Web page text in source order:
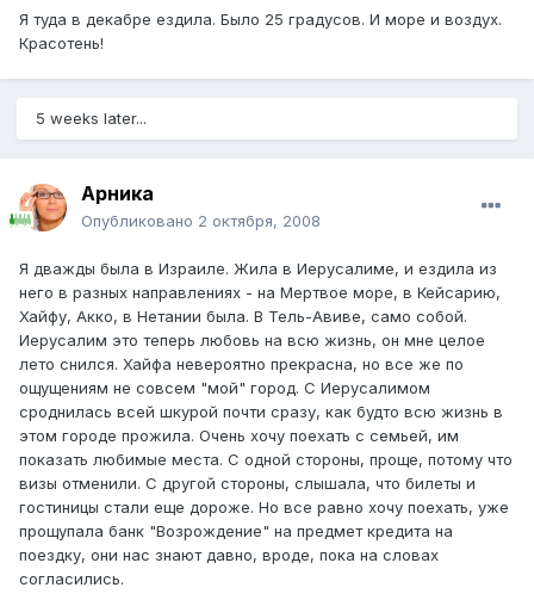
Я туда в декабре ездила. Было 25 градусов. И море и воздух.
Красотень!
5 weeks later...
Арника
Опубликовано 2 октября, 2008
Я дважды была в Израиле. Жила в Иерусалиме, и ездила из
него в разных направлениях - на Мертвое море, в Кейсарию,
Хайфу, Акко, в Нетании была. В Тель-Авиве, само собой.
Иерусалим это теперь любовь на всю жизнь, он мне целое
лето снился. Хайфа невероятно прекрасна, но все же по
ощущениям не совсем "мой" город. С Иерусалимом
сроднилась всей шкурой почти сразу, как будто всю жизнь в
этом городе прожила. Очень хочу поехать с семьей, им
показать любимые места. С одной стороны, проще, потому что
визы отменили. С другой стороны, слышала, что билеты и
гостиницы стали еще дороже. Но все равно хочу поехать, уже
прощупала банк "Возрождение" на предмет кредита на
поездку, они нас знают давно, вроде, пока на словах
согласились.